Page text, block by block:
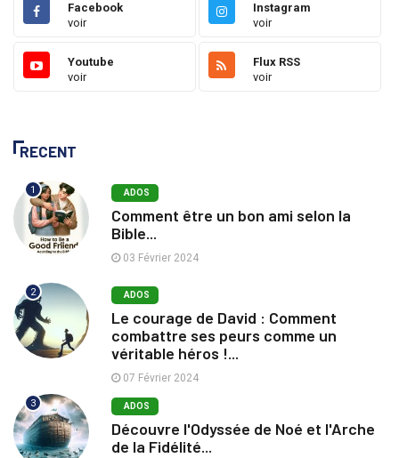
Facebook
voir
Instagram
voir
Youtube
voir
Flux RSS
voir
RECENT
1 ADOS
Comment être un bon ami selon la
Bible...
03 Février 2024
2 ADOS
Le courage de David : Comment
combattre ses peurs comme un
véritable héros !...
07 Février 2024
3 ADOS
Découvre l'Odyssée de Noé et l'Arche
de la Fidélité...